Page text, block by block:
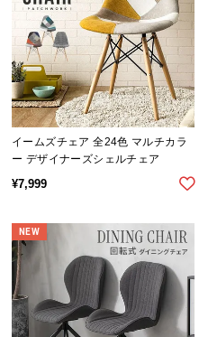
送
料
に
つ
い
て
大
型
品
の
に
イームズチェア 全24色 マルチカラ
ー デザイナーズシェルチェア
¥7,999
NEW